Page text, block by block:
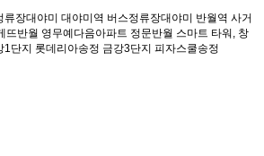
류장대야미 대야미역 버스정류장대야미
반월역 사거
뜨반월 영무예다음아파트 정문반월 스마트 타워, 창
1단지 롯데리아송정 금강3단지 피자스쿨송정